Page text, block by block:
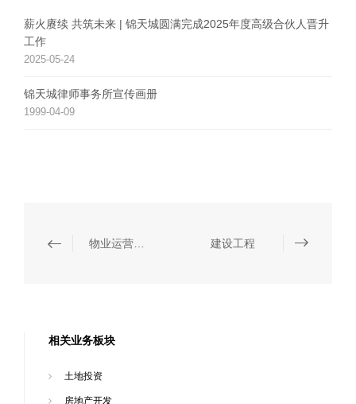
薪火赓续 共筑未来 | 锦天城圆满完成2025年度高级合伙人晋升
工作
2025-05-24
锦天城律师事务所宣传画册
1999-04-09
建设工程
相关业务板块
土地投资
房地产开发